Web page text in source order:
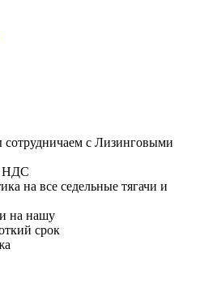
с Лизинговыми
НДС
на все седельные тягачи и
на нашу
срок